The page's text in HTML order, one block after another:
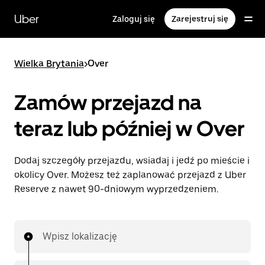
głównej
zawartości
Uber Zaloguj się Zarejestruj się
Wielka Brytania>Over
Zamów przejazd na
teraz lub później w Over
Dodaj szczegóły przejazdu, wsiadaj i jedź po mieście i
okolicy Over. Możesz też zaplanować przejazd z Uber
Reserve z nawet 90-dniowym wyprzedzeniem.
Wpisz lokalizację